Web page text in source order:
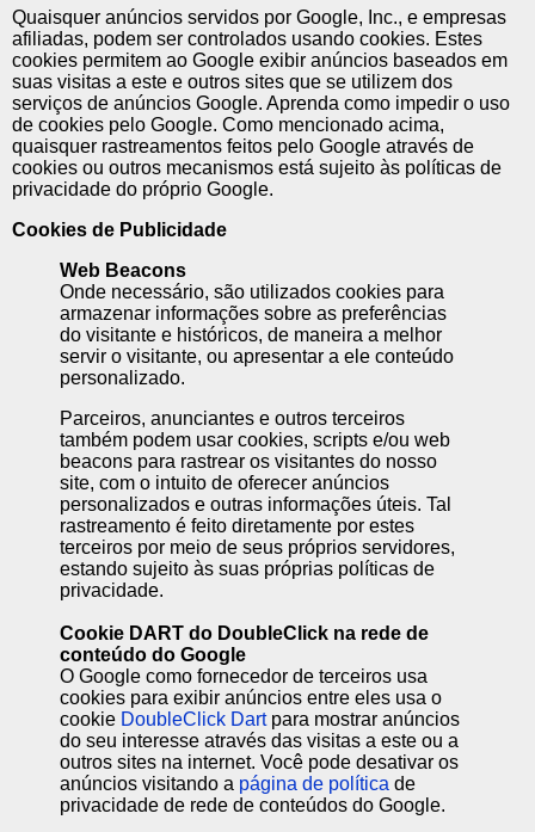
Quaisquer anúncios servidos por Google, Inc., e empresas
afiliadas, podem ser controlados usando cookies. Estes
cookies permitem ao Google exibir anúncios baseados em
suas visitas a este e outros sites que se utilizem dos
serviços de anúncios Google. Aprenda como impedir o uso
de cookies pelo Google. Como mencionado acima,
quaisquer rastreamentos feitos pelo Google através de
cookies ou outros mecanismos está sujeito às políticas de
privacidade do próprio Google.
Cookies de Publicidade
Web Beacons
Onde necessário, são utilizados cookies para
armazenar informações sobre as preferências
do visitante e históricos, de maneira a melhor
servir o visitante, ou apresentar a ele conteúdo
personalizado.
Parceiros, anunciantes e outros terceiros
também podem usar cookies, scripts e/ou web
beacons para rastrear os visitantes do nosso
site, com o intuito de oferecer anúncios
personalizados e outras informações úteis. Tal
rastreamento é feito diretamente por estes
terceiros por meio de seus próprios servidores,
estando sujeito às suas próprias políticas de
privacidade.
Cookie DART do DoubleClick na rede de
conteúdo do Google
O Google como fornecedor de terceiros usa
cookies para exibir anúncios entre eles usa o
cookie DoubleClick Dartpara mostrar anúncios
do seu interesse através das visitas a este ou a
outros sites na internet. Você pode desativar os
anúncios visitando a página de política de
privacidade de rede de conteúdos do Google.